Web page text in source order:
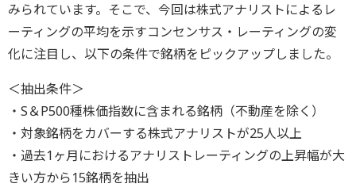
みられています。そこで、今回は株式アナリストによるレ
ーティングの平均を示すコンセンサス・レーティングの変
化に注目し、以下の条件で銘柄をピックアップしました。
＜抽出条件＞
・S＆P500種株価指数に含まれる銘柄（不動産を除く）
・対象銘柄をカバーする株式アナリストが25人以上
・過去1ヶ月におけるアナリストレーティングの上昇幅が大
きい方から15銘柄を抽出